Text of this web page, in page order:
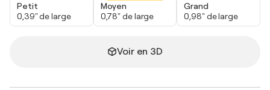
Petit
0,39" de large
Moyen
0,78" de large
Grand
0,98" de large
Voir en 3D